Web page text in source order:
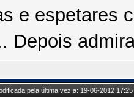
e espetares
Depois
pela última vez a: 19-06-2012